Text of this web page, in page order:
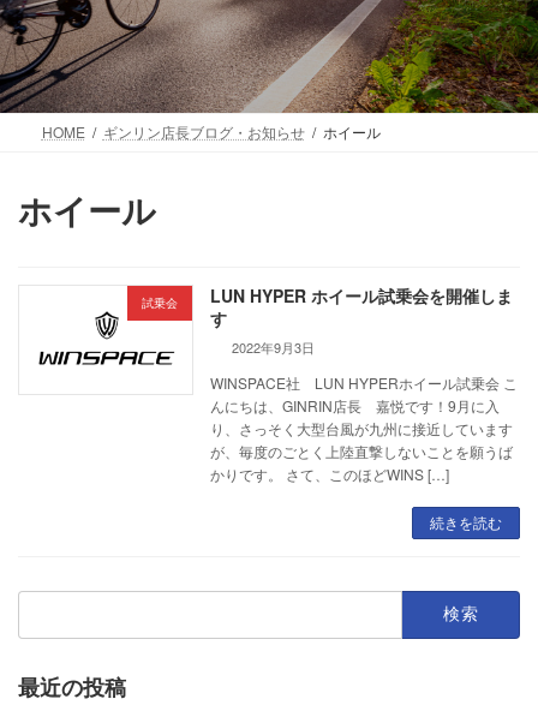
HOME ギンリン店長ブログ・お知らせ ホイール
ホイール
試乗会
LUN HYPER ホイール試乗会を開催しま
す
2022年9月3日
WINSPACE社 LUN HYPERホイール試乗会 こ
んにちは、GINRIN店長 嘉悦です！9月に入
り、さっそく大型台風が九州に接近しています
が、毎度のごとく上陸直撃しないことを願うば
かりです。 さて、このほどWINS […]
続きを読む
検
最近の投稿